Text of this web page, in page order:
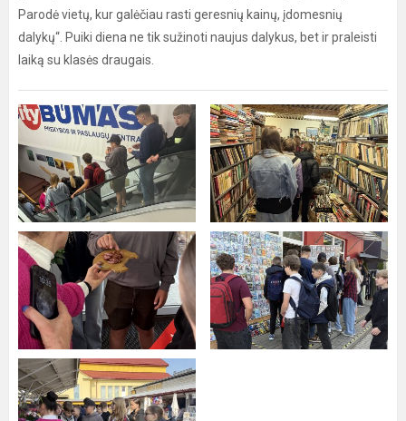
Parodė vietų, kur galėčiau rasti geresnių kainų, įdomesnių
dalykų“. Puiki diena ne tik sužinoti naujus dalykus, bet ir praleisti
laiką su klasės draugais.